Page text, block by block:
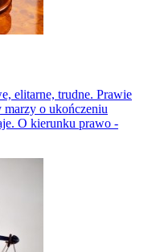
elitarne, trudne. Prawie
o ukończeniu
O kierunku prawo -